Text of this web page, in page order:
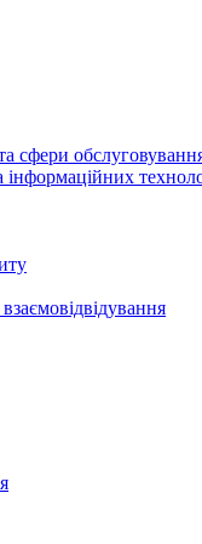
сфери
інформаційних